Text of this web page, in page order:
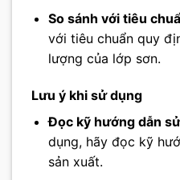
So sánh với tiêu
với tiêu chuẩn quy
lượng của lớp sơn.
Lưu ý khi sử dụng
Đọc kỹ hướng dẫn
dụng, hãy đọc kỹ
sản xuất.